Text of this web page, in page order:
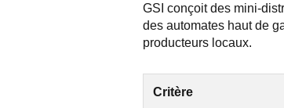
GSI conçoit des mini-
des automates haut de
producteurs locaux.
Critère